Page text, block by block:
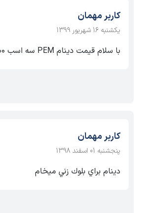
کاربر مهمان
یکشنبه 16 شهریور 1399
با سلام قیمت دینام PEM سه اسب ۱۴۰۰ درو چنده
کاربر مهمان
پنجشنبه 01 اسفند 1398
دينام براي بلوك زني ميخام